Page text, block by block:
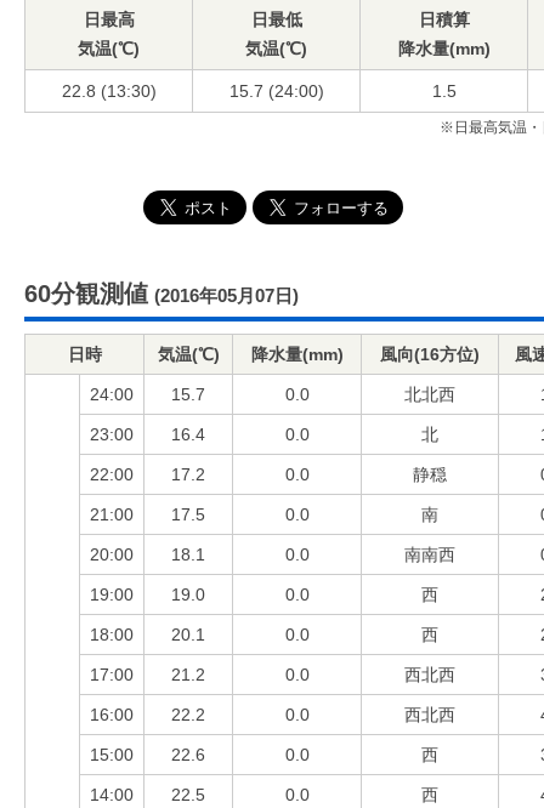
日最高
気温(℃)
日最低
気温(℃)
日積算
降水量(mm)
22.8 (13:30) 15.7 (24:00) 1.5
※日最高気温・
60分観測値 (2016年05月07日)
日時 気温(℃) 降水量(mm) 風向(16方位) 風
24:00 15.7 0.0 北北西
23:00 16.4 0.0 北
22:00 17.2 0.0 静穏
21:00 17.5 0.0 南
20:00 18.1 0.0 南南西
19:00 19.0 0.0 西
18:00 20.1 0.0 西
17:00 21.2 0.0 西北西
16:00 22.2 0.0 西北西
15:00 22.6 0.0 西
14:00 22.5 0.0 西